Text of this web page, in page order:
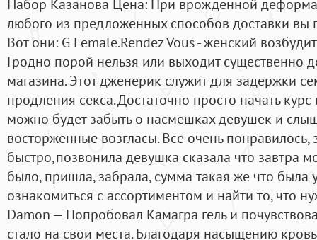
любого из предложенных способов доставки вы
Вот они: G Female.Rendez Vous - женский
Гродно порой нельзя или выходит существенно
магазина. Этот дженерик служит для задержки
продления секса. Достаточно просто начать
можно будет забыть о насмешках девушек и
восторженные возгласы. Все очень понравилось,
быстро,позвонила девушка сказала что завтра
было, пришла, забрала, сумма такая же что была
ознакомиться с ассортиментом и найти то, что
Damon — Попробовал Камагра гель и
стало на свои места. Благодаря насыщению